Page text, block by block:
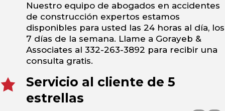
Nuestro equipo de abogados en accidentes
de construcción expertos estamos
disponibles para usted las 24 horas al día, los
7 días de la semana. Llame a Gorayeb &
Associates al 332-263-3892 para recibir una
consulta gratis.
Servicio al cliente de 5
estrellas